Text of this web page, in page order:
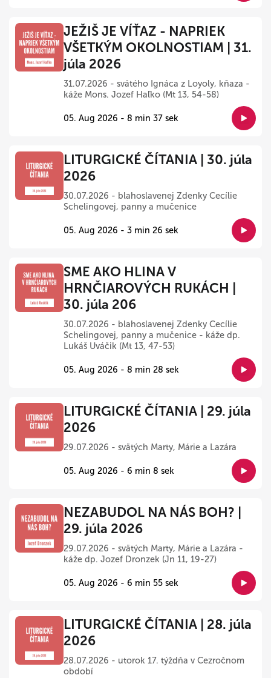
JEŽIŠ JE VÍŤAZ - NAPRIEK
VŠETKÝM OKOLNOSTIAM | 31.
júla 2026
31.07.2026 - svätého Ignáca z Loyoly, kňaza -
káže Mons. Jozef Haľko (Mt 13, 54-58)
05. Aug 2026 - 8 min 37 sek
LITURGICKÉ ČÍTANIA | 30. júla
2026
30.07.2026 - blahoslavenej Zdenky Cecílie
Schelingovej, panny a mučenice
05. Aug 2026 - 3 min 26 sek
SME AKO HLINA V
HRNČIAROVÝCH RUKÁCH |
30. júla 206
30.07.2026 - blahoslavenej Zdenky Cecílie
Schelingovej, panny a mučenice - káže dp.
Lukáš Uváčik (Mt 13, 47-53)
05. Aug 2026 - 8 min 28 sek
LITURGICKÉ ČÍTANIA | 29. júla
2026
29.07.2026 - svätých Marty, Márie a Lazára
05. Aug 2026 - 6 min 8 sek
NEZABUDOL NA NÁS BOH? |
29. júla 2026
29.07.2026 - svätých Marty, Márie a Lazára -
káže dp. Jozef Dronzek (Jn 11, 19-27)
05. Aug 2026 - 6 min 55 sek
LITURGICKÉ ČÍTANIA | 28. júla
2026
28.07.2026 - utorok 17. týždňa v Cezročnom
období